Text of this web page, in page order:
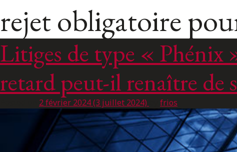
rejet obligatoire
Litiges de type « Phénix
retard peut-il renaître de
2 février 2024(3 juillet 2024) frios